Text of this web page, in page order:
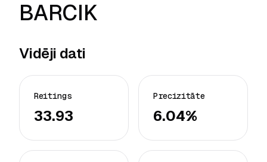
BARCIK
Vidēji dati
Reitings
33.93
Precizitāte
6.04%